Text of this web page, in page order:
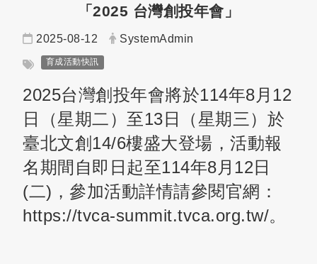
「2025 台灣創投年會」
日期：
2025-08-12 發布者：
SystemAdmin
標籤：
育成活動快訊
2025台灣創投年會將於114年8月12
日（星期二）至13日（星期三）於
臺北文創14/6樓盛大登場，活動報
名期間自即日起至114年8月12日
(二)，參加活動詳情請參閱官網：
https://tvca-summit.tvca.org.tw/。